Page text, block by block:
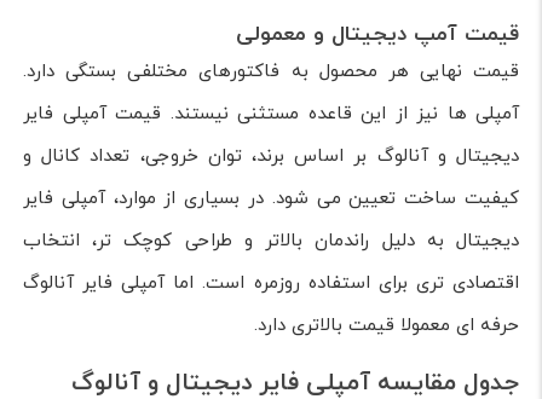
قیمت آمپ دیجیتال و معمولی
قیمت نهایی هر محصول به فاکتورهای مختلفی بستگی دارد.
آمپلی ها نیز از این قاعده مستثنی نیستند. قیمت آمپلی فایر
دیجیتال و آنالوگ بر اساس برند، توان خروجی، تعداد کانال و
کیفیت ساخت تعیین می شود. در بسیاری از موارد، آمپلی فایر
دیجیتال به دلیل راندمان بالاتر و طراحی کوچک تر، انتخاب
اقتصادی تری برای استفاده روزمره است. اما آمپلی فایر آنالوگ
حرفه ای معمولا قیمت بالاتری دارد.
جدول مقایسه آمپلی فایر دیجیتال و آنالوگ